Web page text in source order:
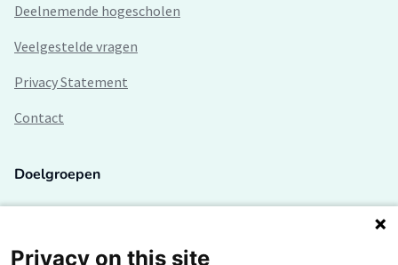
Deelnemende hogescholen
Veelgestelde vragen
Privacy Statement
Contact
Doelgroepen
Lectoren en onderzoekers
Privacy on this site